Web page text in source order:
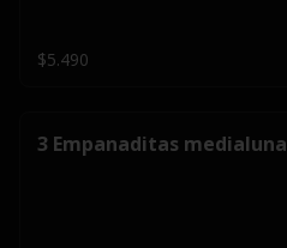
$5.490
3 Empanaditas medialuna